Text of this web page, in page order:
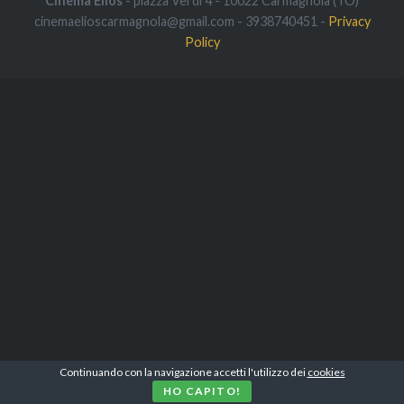
cinemaelioscarmagnola@gmail.com - 3938740451 - Privacy
Policy
Continuando con la navigazione accetti l'utilizzo dei cookies
HO CAPITO!